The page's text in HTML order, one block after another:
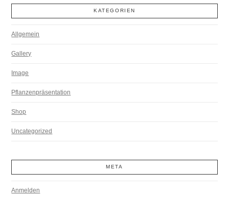
KATEGORIEN
Allgemein
Gallery
Image
Pflanzenpräsentation
Shop
Uncategorized
META
Anmelden